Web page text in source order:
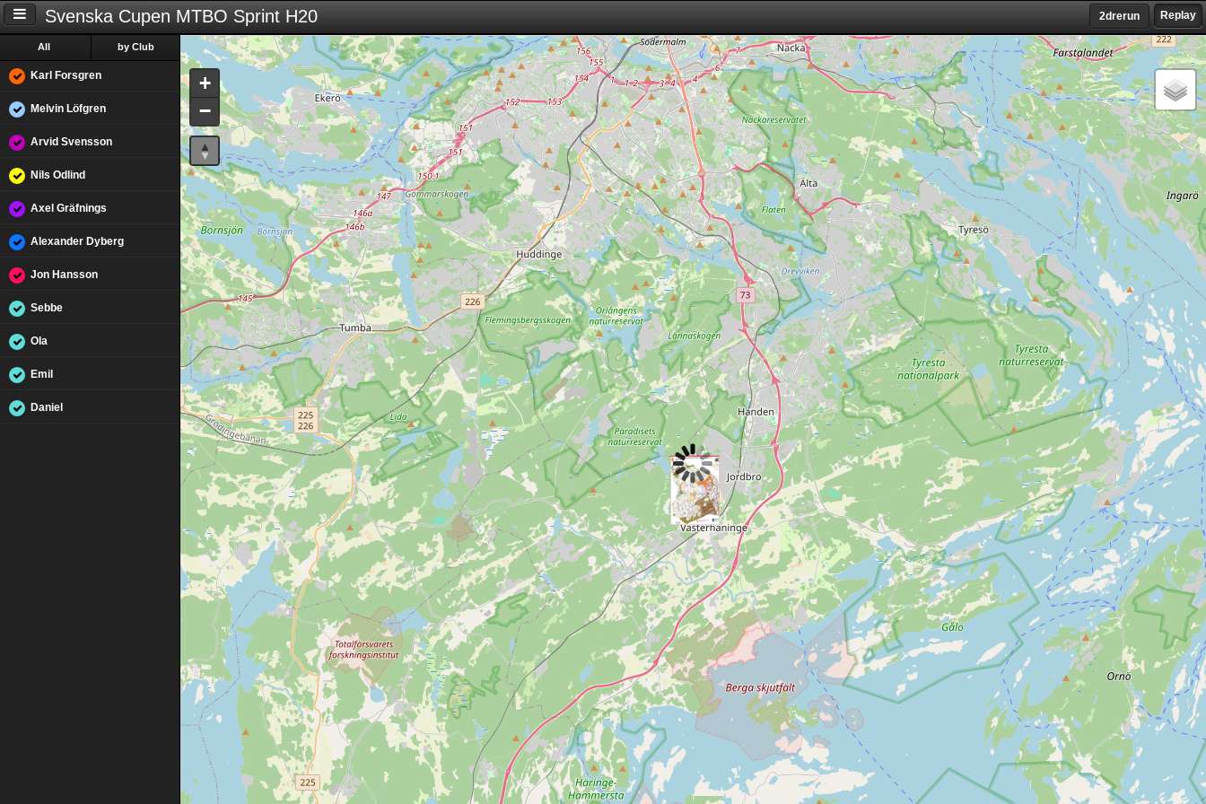
Replay
2drerun
Svenska Cupen MTBO Sprint H20
Karl Forsgren
Melvin Löfgren
Arvid Svensson
Nils Odlind
Axel Gräfnings
Alexander Dyberg
Jon Hansson
Sebbe
Ola
Emil
Daniel
All by Club
+
−